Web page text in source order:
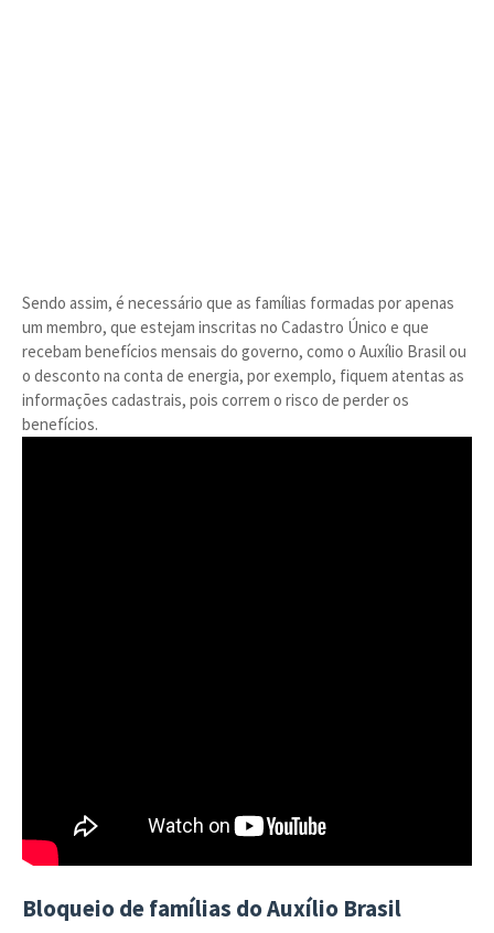
Sendo assim, é necessário que as famílias formadas por apenas
um membro, que estejam inscritas no Cadastro Único e que
recebam benefícios mensais do governo, como o Auxílio Brasil ou
o desconto na conta de energia, por exemplo, fiquem atentas as
informações cadastrais, pois correm o risco de perder os
benefícios.
Bloqueio de famílias do Auxílio Brasil